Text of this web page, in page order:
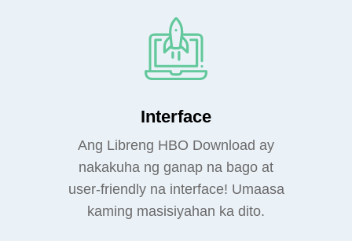
Interface
Ang Libreng HBO Download ay
nakakuha ng ganap na bago at
user-friendly na interface! Umaasa
kaming masisiyahan ka dito.